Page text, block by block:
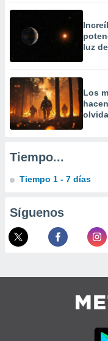
mediante
publicidad
de
1199
luz
Los
Tiempo...
Tiempo 1 - 7 días
Síguenos